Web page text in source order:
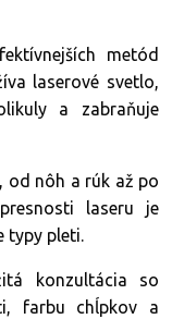
metód
laserové svetlo,
a zabraňuje
od nôh a rúk až po
laseru je
typy pleti.
konzultácia so
farbu chĺpkov a